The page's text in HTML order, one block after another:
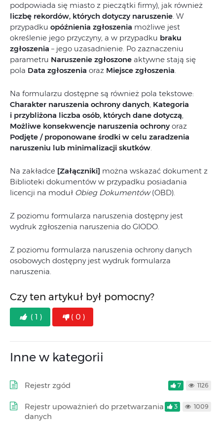
podpowiada się miasto z pieczątki firmy), jak również
liczbę rekordów, których dotyczy naruszenie. W
przypadku opóźnienia zgłoszenia możliwe jest
określenie jego przyczyny, a w przypadku braku
zgłoszenia – jego uzasadnienie. Po zaznaczeniu
parametru Naruszenie zgłoszone aktywne stają się
pola Data zgłoszenia oraz Miejsce zgłoszenia.
Na formularzu dostępne są również pola tekstowe:
Charakter naruszenia ochrony danych, Kategoria
i przybliżona liczba osób, których dane dotyczą,
Możliwe konsekwencje naruszenia ochrony oraz
Podjęte / proponowane środki w celu zaradzenia
naruszeniu lub minimalizacji skutków.
Na zakładce [Załączniki] można wskazać dokument z
Biblioteki dokumentów w przypadku posiadania
licencji na moduł Obieg Dokumentów(OBD).
Z poziomu formularza naruszenia dostępny jest
wydruk zgłoszenia naruszenia do GIODO.
Z poziomu formularza naruszenia ochrony danych
osobowych dostępny jest wydruk formularza
naruszenia.
Czy ten artykuł był pomocny?
( 1 ) ( 0 )
Inne w kategorii
Rejestr zgód 7 1126
Rejestr upoważnień do przetwarzania
danych
3 1009